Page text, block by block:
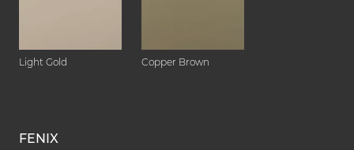
Light Gold Copper Brown
FENIX